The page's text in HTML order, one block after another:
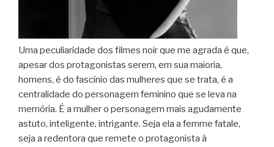
Uma peculiaridade dos filmes noir que me agrada é que,
apesar dos protagonistas serem, em sua maioria,
homens, é do fascínio das mulheres que se trata, é a
centralidade do personagem feminino que se leva na
memória. É a mulher o personagem mais agudamente
astuto, inteligente, intrigante. Seja ela a femme fatale,
seja a redentora que remete o protagonista à